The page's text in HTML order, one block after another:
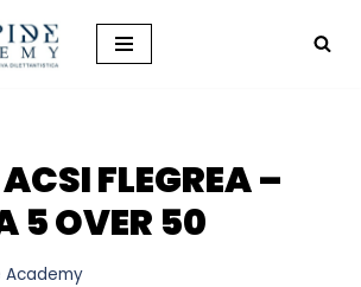
FLEGREA –
5 OVER 50
Academy